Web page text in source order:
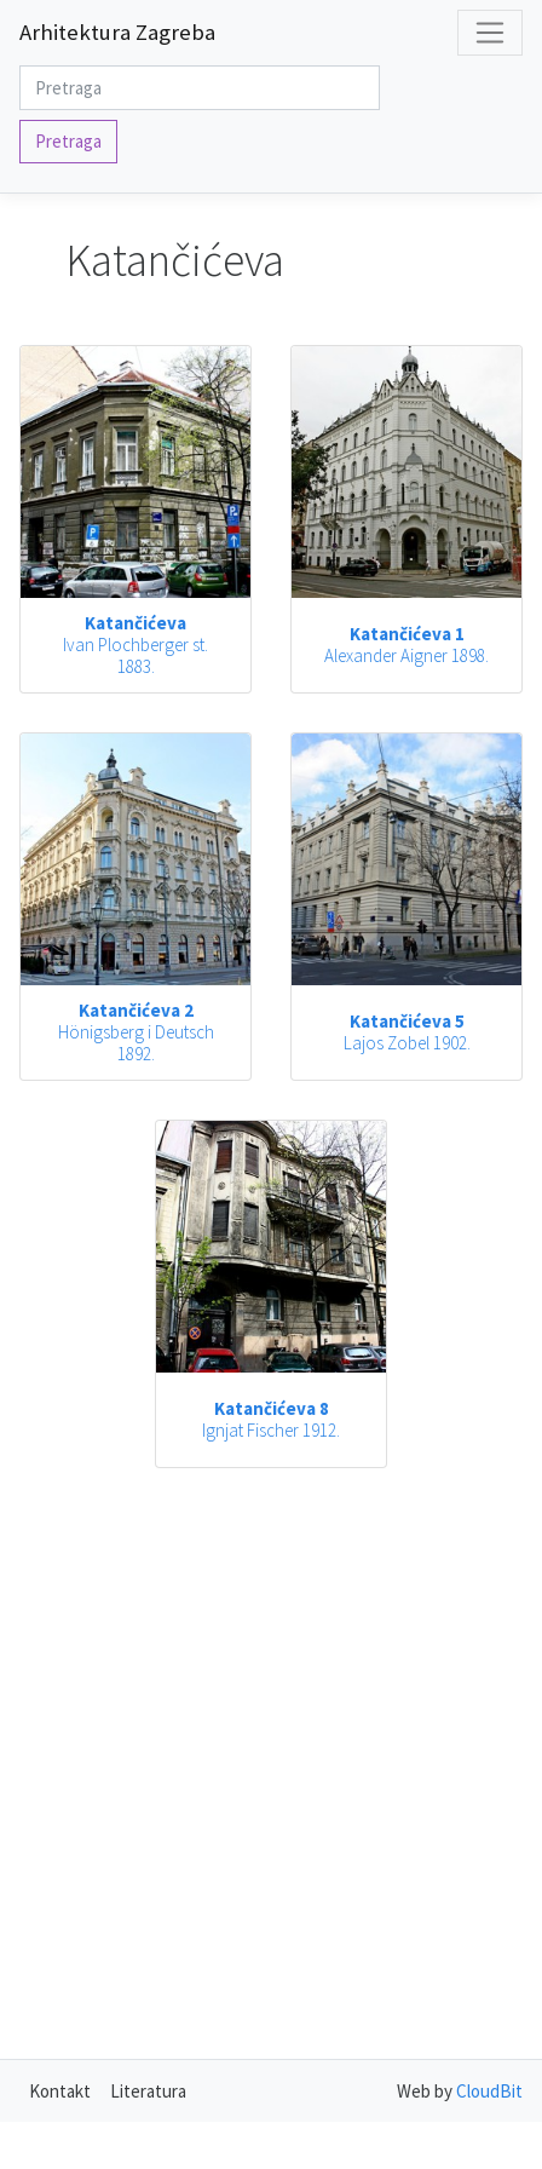
Arhitektura Zagreba
Pretraga
Katančićeva
Katančićeva
Ivan Plochberger st.
1883.
Katančićeva 1
Alexander Aigner 1898.
Katančićeva 2
Hönigsberg i Deutsch
1892.
Katančićeva 5
Lajos Zobel 1902.
Katančićeva 8
Ignjat Fischer 1912.
Kontakt Literatura Web byCloudBit